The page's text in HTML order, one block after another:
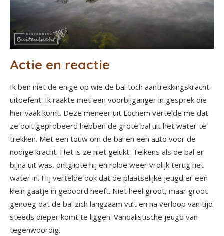
Actie en reactie
Ik ben niet de enige op wie de bal toch aantrekkingskracht
uitoefent. Ik raakte met een voorbijganger in gesprek die
hier vaak komt. Deze meneer uit Lochem vertelde me dat
ze ooit geprobeerd hebben de grote bal uit het water te
trekken. Met een touw om de bal en een auto voor de
nodige kracht. Het is ze niet gelukt. Telkens als de bal er
bijna uit was, ontglipte hij en rolde weer vrolijk terug het
water in. Hij vertelde ook dat de plaatselijke jeugd er een
klein gaatje in geboord heeft. Niet heel groot, maar groot
genoeg dat de bal zich langzaam vult en na verloop van tijd
steeds dieper komt te liggen. Vandalistische jeugd van
tegenwoordig.